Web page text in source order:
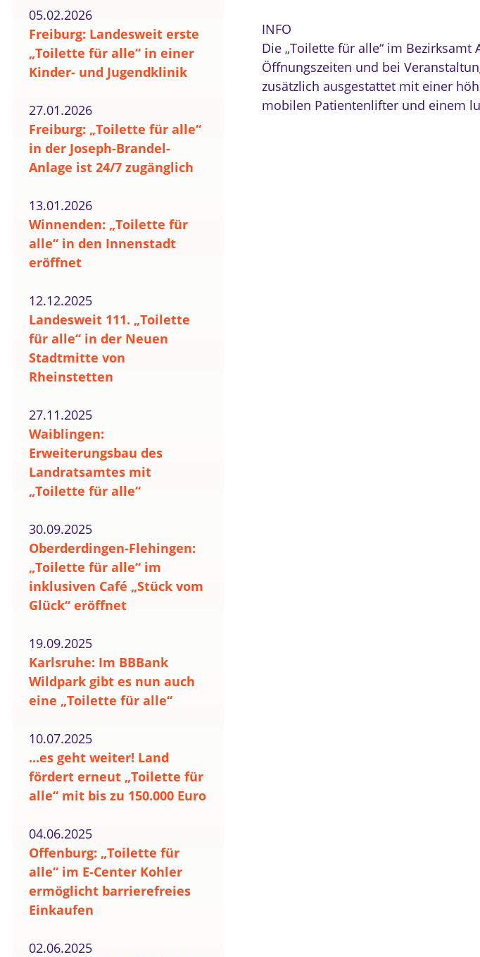
05.02.2026
Freiburg: Landesweit erste
„Toilette für alle“ in einer
Kinder- und Jugendklinik
27.01.2026
Freiburg: „Toilette für alle“
in der Joseph-Brandel-
Anlage ist 24/7 zugänglich
13.01.2026
Winnenden: „Toilette für
alle“ in den Innenstadt
eröffnet
12.12.2025
Landesweit 111. „Toilette
für alle“ in der Neuen
Stadtmitte von
Rheinstetten
27.11.2025
Waiblingen:
Erweiterungsbau des
Landratsamtes mit
„Toilette für alle“
30.09.2025
Oberderdingen-Flehingen:
„Toilette für alle“ im
inklusiven Café „Stück vom
Glück“ eröffnet
19.09.2025
Karlsruhe: Im BBBank
Wildpark gibt es nun auch
eine „Toilette für alle“
10.07.2025
...es geht weiter! Land
fördert erneut „Toilette für
alle“ mit bis zu 150.000 Euro
04.06.2025
Offenburg: „Toilette für
alle“ im E-Center Kohler
ermöglicht barrierefreies
Einkaufen
02.06.2025
INFO
Die „Toilette für alle“ im
Öffnungszeiten und bei
zusätzlich ausgestattet mit einer
mobilen Patientenlifter und einem